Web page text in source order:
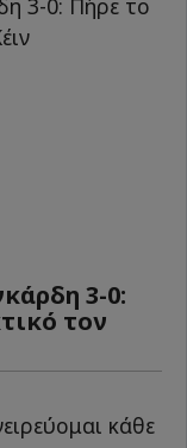
3-0:
τον